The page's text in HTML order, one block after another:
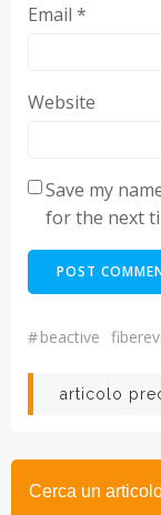
Email *
Website
Save my
for the next
#beactive
Post
articolo
Search